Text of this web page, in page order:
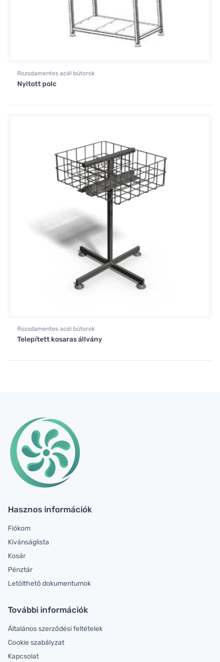
Rozsdamentes acél bútorok
Nyitott polc
Rozsdamentes acél bútorok
Telepített kosaras állvány
Hasznos információk
Fiókom
Kívánságlista
Kosár
Pénztár
Letölthető dokumentumok
További információk
Általános szerződési feltételek
Cookie szabályzat
Kapcsolat